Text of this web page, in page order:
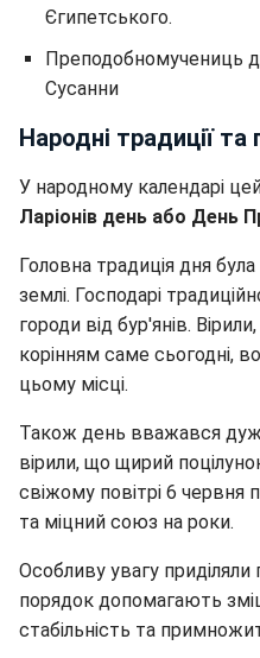
Єгипетського.
Преподобномучениць
Сусанни
Народні традиції
У народному календарі
Ларіонів день або День
Головна традиція дня
землі. Господарі
городи від бур'янів.
корінням саме сьогодні,
цьому місці.
Також день вважався
вірили, що щирий
свіжому повітрі 6 червня
та міцний союз на роки.
Особливу увагу
порядок допомагають
стабільність та